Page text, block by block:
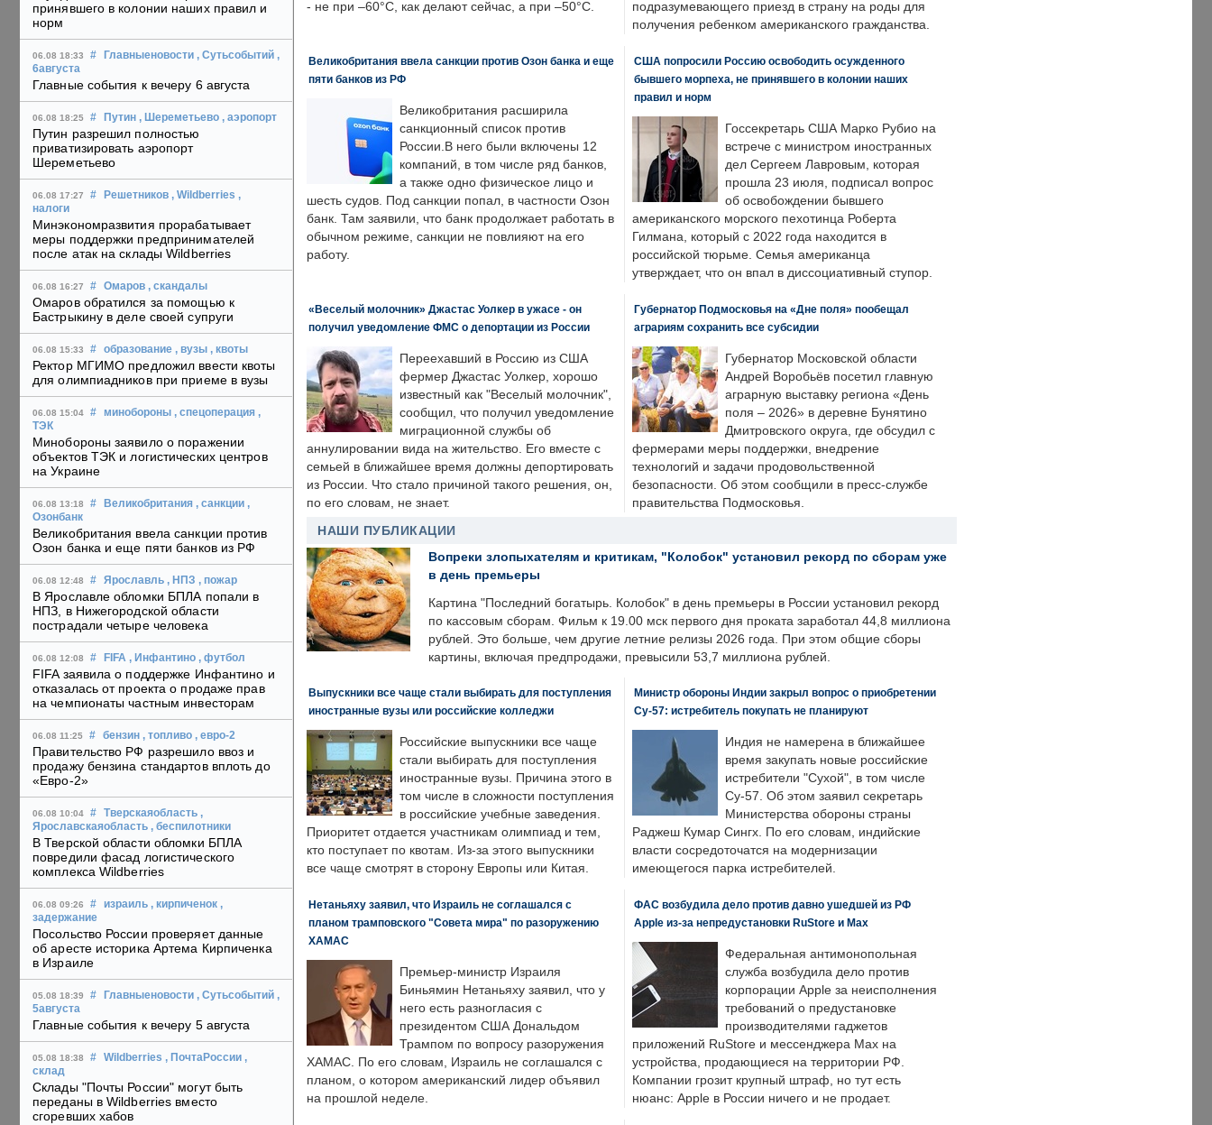
принявшего в колонии наших правил и
норм
06.08 18:33 # Главныеновости , Сутьсобытий ,
6августа
Главные события к вечеру 6 августа
06.08 18:25 # Путин , Шереметьево , аэропорт
Путин разрешил полностью
приватизировать аэропорт
Шереметьево
06.08 17:27 # Решетников , Wildberries ,
налоги
Минэкономразвития прорабатывает
меры поддержки предпринимателей
после атак на склады Wildberries
06.08 16:27 # Омаров , скандалы
Омаров обратился за помощью к
Бастрыкину в деле своей супруги
06.08 15:33 # образование , вузы , квоты
Ректор МГИМО предложил ввести квоты
для олимпиадников при приеме в вузы
06.08 15:04 # минобороны , спецоперация ,
ТЭК
Минобороны заявило о поражении
объектов ТЭК и логистических центров
на Украине
06.08 13:18 # Великобритания , санкции ,
Озонбанк
Великобритания ввела санкции против
Озон банка и еще пяти банков из РФ
06.08 12:48 # Ярославль , НПЗ , пожар
В Ярославле обломки БПЛА попали в
НПЗ, в Нижегородской области
пострадали четыре человека
06.08 12:08 # FIFA , Инфантино , футбол
FIFA заявила о поддержке Инфантино и
отказалась от проекта о продаже прав
на чемпионаты частным инвесторам
06.08 11:25 # бензин , топливо , евро-2
Правительство РФ разрешило ввоз и
продажу бензина стандартов вплоть до
«Евро-2»
06.08 10:04 # Тверскаяобласть ,
Ярославскаяобласть , беспилотники
В Тверской области обломки БПЛА
повредили фасад логистического
комплекса Wildberries
06.08 09:26 # израиль , кирпиченок ,
задержание
Посольство России проверяет данные
об аресте историка Артема Кирпиченка
в Израиле
05.08 18:39 # Главныеновости , Сутьсобытий ,
5августа
Главные события к вечеру 5 августа
05.08 18:38 # Wildberries , ПочтаРоссии ,
склад
Склады "Почты России" могут быть
переданы в Wildberries вместо
сгоревших хабов
- не при –60°C, как делают сейчас, а при –50°C.
подразумевающего приезд в страну на роды для
получения ребенком американского гражданства.
Великобритания ввела санкции против Озон банка и еще
пяти банков из РФ
Великобритания расширила
санкционный список против
России.В него были включены 12
компаний, в том числе ряд банков,
а также одно физическое лицо и
шесть судов. Под санкции попал, в частности Озон
банк. Там заявили, что банк продолжает работать в
обычном режиме, санкции не повлияют на его
работу.
США попросили Россию освободить осужденного
бывшего морпеха, не принявшего в колонии наших
правил и норм
Госсекретарь США Марко Рубио на
встрече с министром иностранных
дел Сергеем Лавровым, которая
прошла 23 июля, подписал вопрос
об освобождении бывшего
американского морского пехотинца Роберта
Гилмана, который с 2022 года находится в
российской тюрьме. Семья американца
утверждает, что он впал в диссоциативный ступор.
«Веселый молочник» Джастас Уолкер в ужасе - он
получил уведомление ФМС о депортации из России
Переехавший в Россию из США
фермер Джастас Уолкер, хорошо
известный как "Веселый молочник",
сообщил, что получил уведомление
миграционной службы об
аннулировании вида на жительство. Его вместе с
семьей в ближайшее время должны депортировать
из России. Что стало причиной такого решения, он,
по его словам, не знает.
Губернатор Подмосковья на «Дне поля» пообещал
аграриям сохранить все субсидии
Губернатор Московской области
Андрей Воробьёв посетил главную
аграрную выставку региона «День
поля – 2026» в деревне Бунятино
Дмитровского округа, где обсудил с
фермерами меры поддержки, внедрение
технологий и задачи продовольственной
безопасности. Об этом сообщили в пресс-службе
правительства Подмосковья.
НАШИ ПУБЛИКАЦИИ
Вопреки злопыхателям и критикам, "Колобок" установил рекорд по сборам уже
в день премьеры
Картина "Последний богатырь. Колобок" в день премьеры в России установил рекорд
по кассовым сборам. Фильм к 19.00 мск первого дня проката заработал 44,8 миллиона
рублей. Это больше, чем другие летние релизы 2026 года. При этом общие сборы
картины, включая предпродажи, превысили 53,7 миллиона рублей.
Выпускники все чаще стали выбирать для поступления
иностранные вузы или российские колледжи
Российские выпускники все чаще
стали выбирать для поступления
иностранные вузы. Причина этого в
том числе в сложности поступления
в российские учебные заведения.
Приоритет отдается участникам олимпиад и тем,
кто поступает по квотам. Из-за этого выпускники
все чаще смотрят в сторону Европы или Китая.
Министр обороны Индии закрыл вопрос о приобретении
Су-57: истребитель покупать не планируют
Индия не намерена в ближайшее
время закупать новые российские
истребители "Сухой", в том числе
Су-57. Об этом заявил секретарь
Министерства обороны страны
Раджеш Кумар Сингх. По его словам, индийские
власти сосредоточатся на модернизации
имеющегося парка истребителей.
Нетаньяху заявил, что Израиль не соглашался с
планом трамповского "Совета мира" по разоружению
ХАМАС
Премьер-министр Израиля
Биньямин Нетаньяху заявил, что у
него есть разногласия с
президентом США Дональдом
Трампом по вопросу разоружения
ХАМАС. По его словам, Израиль не соглашался с
планом, о котором американский лидер объявил
на прошлой неделе.
ФАС возбудила дело против давно ушедшей из РФ
Apple из-за непредустановки RuStore и Max
Федеральная антимонопольная
служба возбудила дело против
корпорации Apple за неисполнения
требований о предустановке
производителями гаджетов
приложений RuStore и мессенджера Max на
устройства, продающиеся на территории РФ.
Компании грозит крупный штраф, но тут есть
нюанс: Apple в России ничего и не продает.